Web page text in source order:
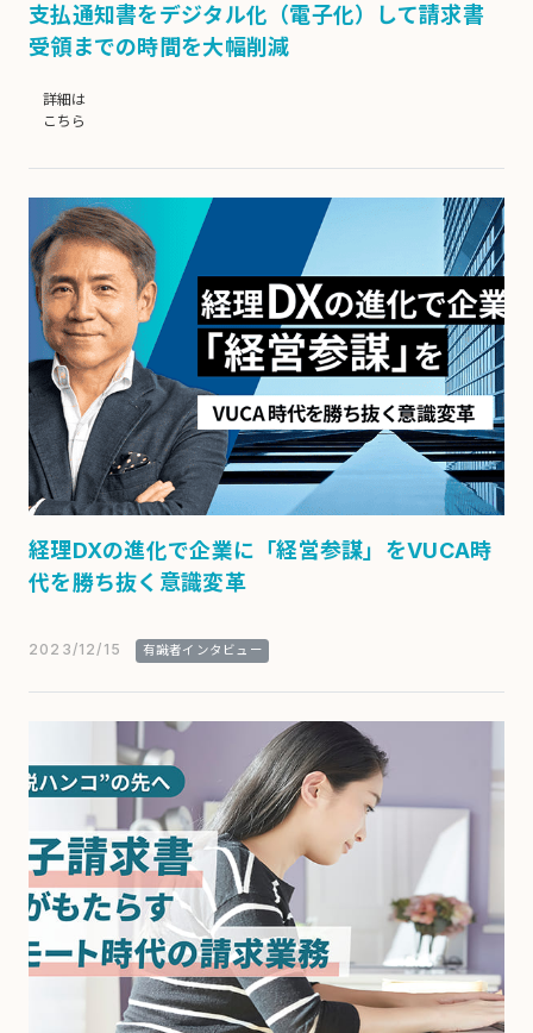
支払通知書をデジタル化（電子化）して請求書
受領までの時間を大幅削減
詳細は
こちら
経理DXの進化で企業に「経営参謀」をVUCA時
代を勝ち抜く意識変革
2023/12/15 有識者インタビュー